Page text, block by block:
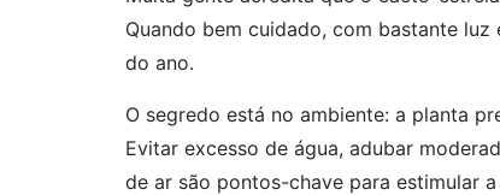
Quando bem cuidado, com bastante
do ano.
O segredo está no ambiente: a planta
Evitar excesso de água, adubar
de ar são pontos-chave para estimular